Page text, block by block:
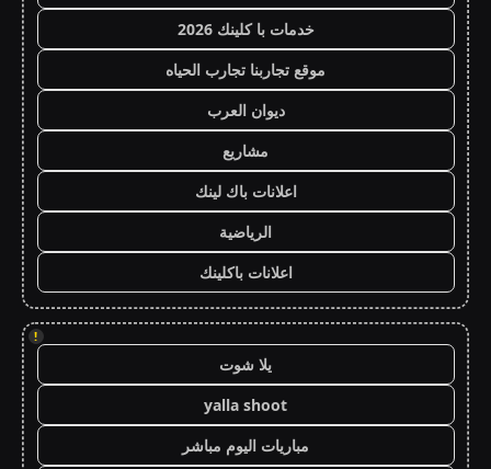
خدمات با كلينك 2026
موقع تجاربنا تجارب الحياه
ديوان العرب
مشاريع
اعلانات باك لينك
الرياضية
اعلانات باكلينك
!
يلا شوت
yalla shoot
مباريات اليوم مباشر